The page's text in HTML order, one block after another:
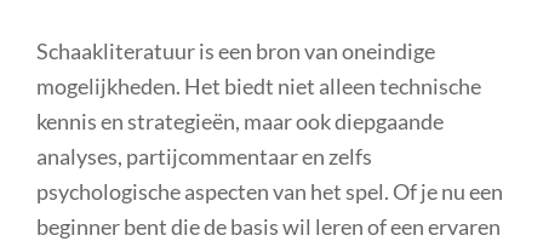
Schaakliteratuur is een bron van oneindige
mogelijkheden. Het biedt niet alleen technische
kennis en strategieën, maar ook diepgaande
analyses, partijcommentaar en zelfs
psychologische aspecten van het spel. Of je nu een
beginner bent die de basis wil leren of een ervaren